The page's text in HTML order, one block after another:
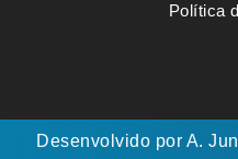
Política
Desenvolvido por A.